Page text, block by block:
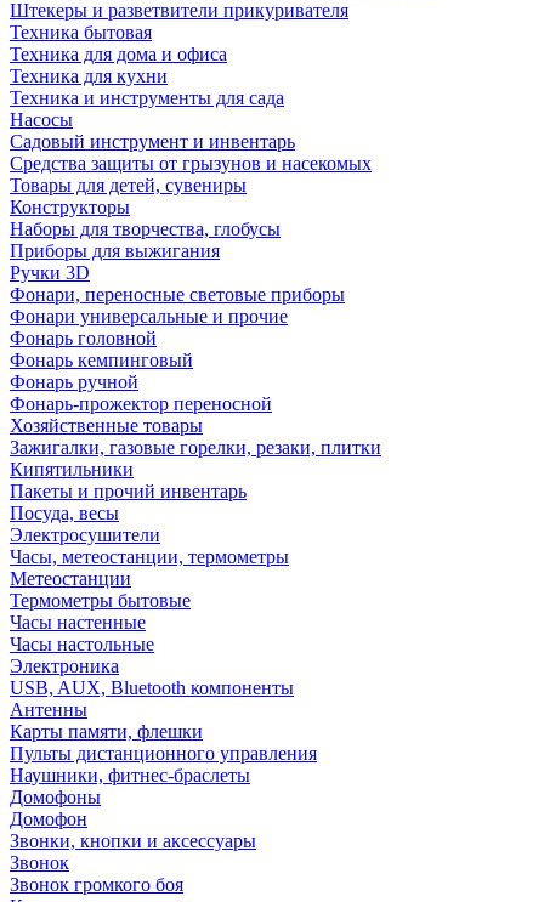
Штекеры и разветвители прикуривателя
Техника бытовая
Техника для дома и офиса
Техника для кухни
Техника и инструменты для сада
Насосы
Садовый инструмент и инвентарь
Средства защиты от грызунов и насекомых
Товары для детей, сувениры
Конструкторы
Наборы для творчества, глобусы
Приборы для выжигания
Ручки 3D
Фонари, переносные световые приборы
Фонари универсальные и прочие
Фонарь головной
Фонарь кемпинговый
Фонарь ручной
Фонарь-прожектор переносной
Хозяйственные товары
Зажигалки, газовые горелки, резаки, плитки
Кипятильники
Пакеты и прочий инвентарь
Посуда, весы
Электросушители
Часы, метеостанции, термометры
Метеостанции
Термометры бытовые
Часы настенные
Часы настольные
Электроника
USB, AUX, Bluetooth компоненты
Антенны
Карты памяти, флешки
Пульты дистанционного управления
Наушники, фитнес-браслеты
Домофоны
Домофон
Звонки, кнопки и аксессуары
Звонок
Звонок громкого боя